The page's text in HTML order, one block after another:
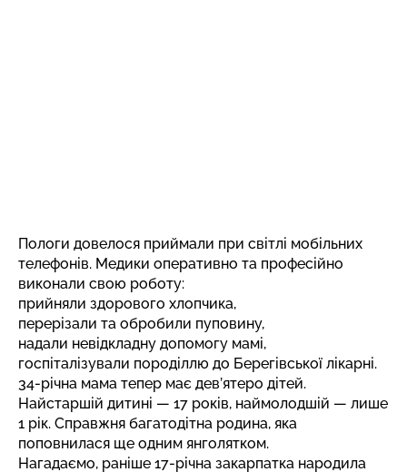
Пологи довелося приймали при світлі мобільних
телефонів. Медики оперативно та професійно
виконали свою роботу:
прийняли здорового хлопчика,
перерізали та обробили пуповину,
надали невідкладну допомогу мамі,
госпіталізували породіллю до Берегівської лікарні.
34-річна мама тепер має дев’ятеро дітей.
Найстаршій дитині — 17 років, наймолодшій — лише
1 рік. Справжня багатодітна родина, яка
поповнилася ще одним янголятком.
Нагадаємо, раніше 17-річна закарпатка народила